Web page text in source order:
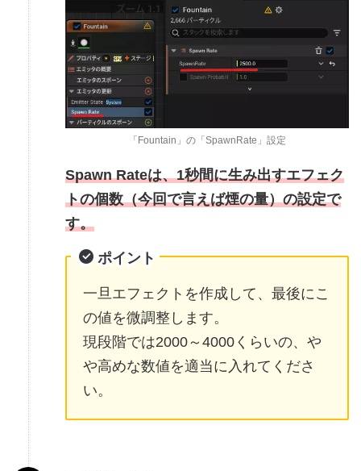
「Fountain」の「SpawnRate」設定
Spawn Rateは、1秒間に生み出すエフェク
トの個数（今回で言えば煙の量）の設定で
す。
ポイント
一旦エフェクトを作成して、最後にこ
の値を微調整します。
現段階では2000～4000くらいの、や
や高めな数値を適当に入れてくださ
い。